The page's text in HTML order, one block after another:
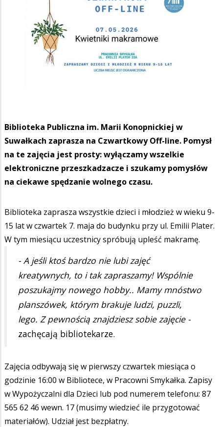
Biblioteka Publiczna im. Marii Konopnickiej w
Suwałkach zaprasza na Czwartkowy Off-line. Pomysł
na te zajęcia jest prosty: wyłączamy wszelkie
elektroniczne przeszkadzacze i szukamy pomysłów
na ciekawe spędzanie wolnego czasu.
Biblioteka zaprasza wszystkie dzieci i młodzież w wieku 9-
15 lat w czwartek 7. maja do budynku przy ul. Emilii Plater.
W tym miesiącu uczestnicy spróbują upleść makramę.
- A jeśli ktoś bardzo nie lubi zajęć
kreatywnych, to i tak zapraszamy! Wspólnie
poszukajmy nowego hobby.. Mamy mnóstwo
planszówek, którym brakuje ludzi, puzzli,
lego. Z pewnością znajdziesz sobie zajęcie -
zachęcają bibliotekarze.
Zajęcia odbywają się w pierwszy czwartek miesiąca o
godzinie 16:00 w Bibliotece, w Pracowni Smykałka. Zapisy
w Wypożyczalni dla Dzieci lub pod numerem telefonu: 87
565 62 46 wewn. 17 (musimy wiedzieć ile przygotować
materiałów). Udział jest bezpłatny.